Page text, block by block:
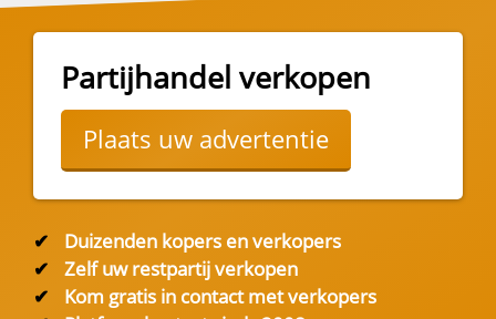
Partijhandel verkopen
Plaats uw advertentie
✔
Duizenden kopers en verkopers
✔
Zelf uw restpartij verkopen
✔
Kom gratis in contact met verkopers